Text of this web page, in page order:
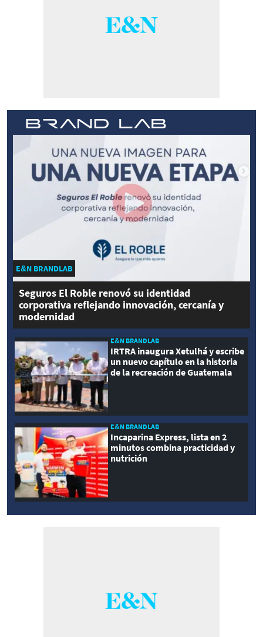
E&N BRANDLAB
Seguros El Roble renovó su identidad
corporativa reflejando innovación, cercanía y
modernidad
E&N BRANDLAB
IRTRA inaugura Xetulhá y escribe
un nuevo capítulo en la historia
de la recreación de Guatemala
E&N BRANDLAB
Incaparina Express, lista en 2
minutos combina practicidad y
nutrición